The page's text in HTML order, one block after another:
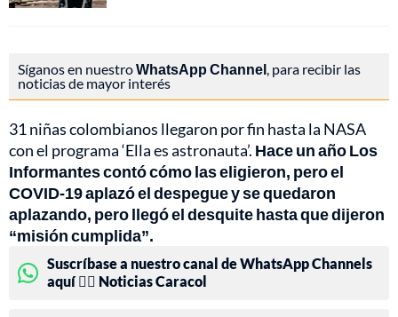
Síganos en nuestroWhatsApp Channel, para recibir las
noticias de mayor interés
31 niñas colombianos llegaron por fin hasta la NASA
con el programa ‘Ella es astronauta’. Hace un año Los
Informantes contó cómo las eligieron, pero el
COVID-19 aplazó el despegue y se quedaron
aplazando, pero llegó el desquite hasta que dijeron
“misión cumplida”.
Suscríbase a nuestro canal de WhatsApp Channels
aquí 👉🏻 Noticias Caracol